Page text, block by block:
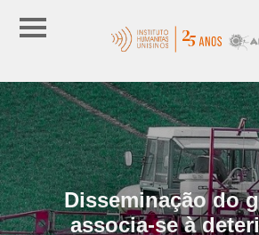
Disseminação do
associa-se à